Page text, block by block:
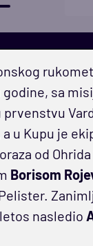
sa
u Kupu je
od
Borisom
nasledio